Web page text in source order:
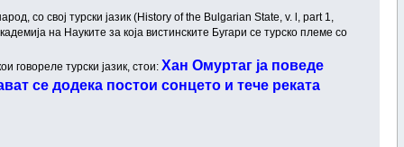
со свој турски јазик (History of the Bulgarian State, v. l, part 1,
на Науките за која вистинските Бугари се турско племе со
говореле турски јазик, стои:Хан Омуртаг ја поведе
се додека постои сонцето и тече реката